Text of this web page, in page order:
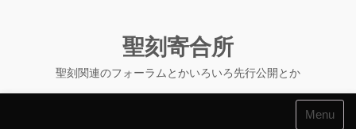
聖刻寄合所
聖刻関連のフォーラムとかいろいろ先行公開とか
Menu